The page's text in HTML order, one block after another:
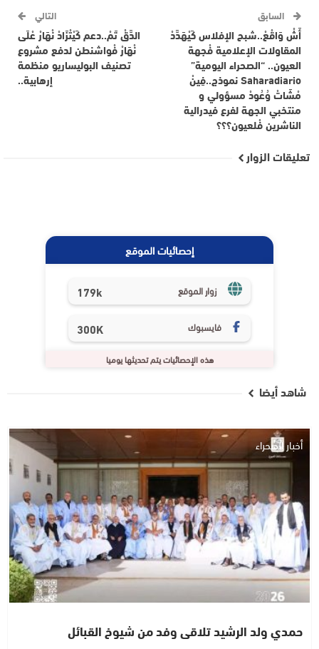
السابق
أَشْ وَاقْعْ..شبح الإفلاس كَيْهَدَّدْ
المقاولات الإعلامية فْجهة
العيون.. “الصحراء اليومية”
Saharadiario نموذج..فِينْ
مْشَاتْ وُعُودْ مسؤولي و
منتخبي الجهة لفرع فيدرالية
الناشرين فْلعيون؟؟؟
التالي
الدَّقْ تَمْ..دعم كَيْتْزَادْ نْهَارْ عْلَى
نْهَارْ فْواشنطن لدفع مشروع
تصنيف البوليساريو منظمة
إرهابية..
تعليقات الزوار
إحصائيات الموقع
زوار الموقع 179k
فايسبوك 300K
هذه الإحصائيات يتم تحديثها يوميا
شاهد أيضا
أخبار الصحراء
حمدي ولد الرشيد تلاقى وفد من شيوخ القبائل